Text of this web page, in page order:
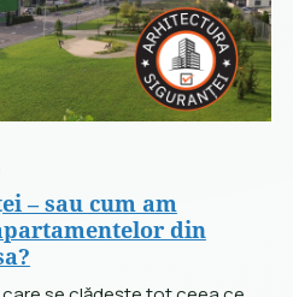
– sau cum am
din